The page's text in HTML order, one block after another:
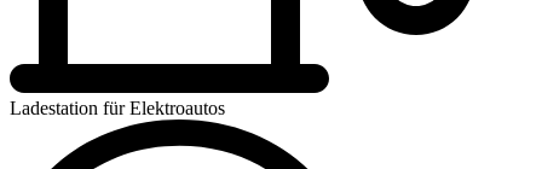
Ladestation für Elektroautos